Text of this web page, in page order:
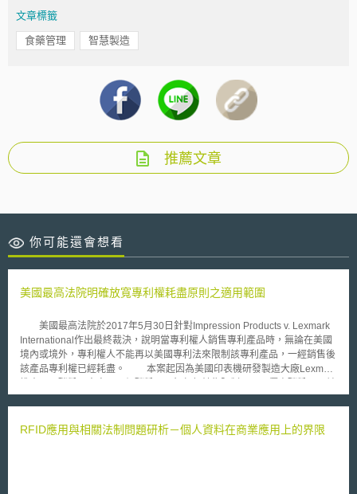
文章標籤
食藥管理 智慧製造
推薦文章
你可能還會想看
美國最高法院明確放寬專利權耗盡原則之適用範圍
美國最高法院於2017年5月30日針對Impression Products v. Lexmark
International作出最終裁決，說明當專利權人銷售專利產品時，無論在美國
境內或境外，專利權人不能再以美國專利法來限制該專利產品，一經銷售後
該產品專利權已經耗盡。 本案起因為美國印表機研發製造大廠Lexmark
附帶「一次性使用」（single use）及「不得轉售」（no resale）限制條
專利權人Lexmark控告同業Impression侵害其權利（違反一次性使用及不得
RFID應用與相關法制問題研析－個人資料在商業應用上的界限